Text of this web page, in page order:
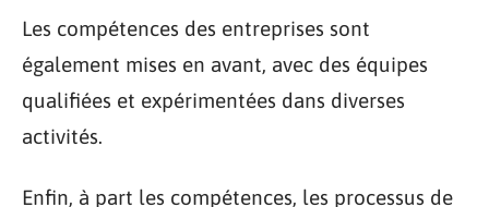
Les compétences des entreprises sont
également mises en avant, avec des équipes
qualifiées et expérimentées dans diverses
activités.
Enfin, à part les compétences, les processus de